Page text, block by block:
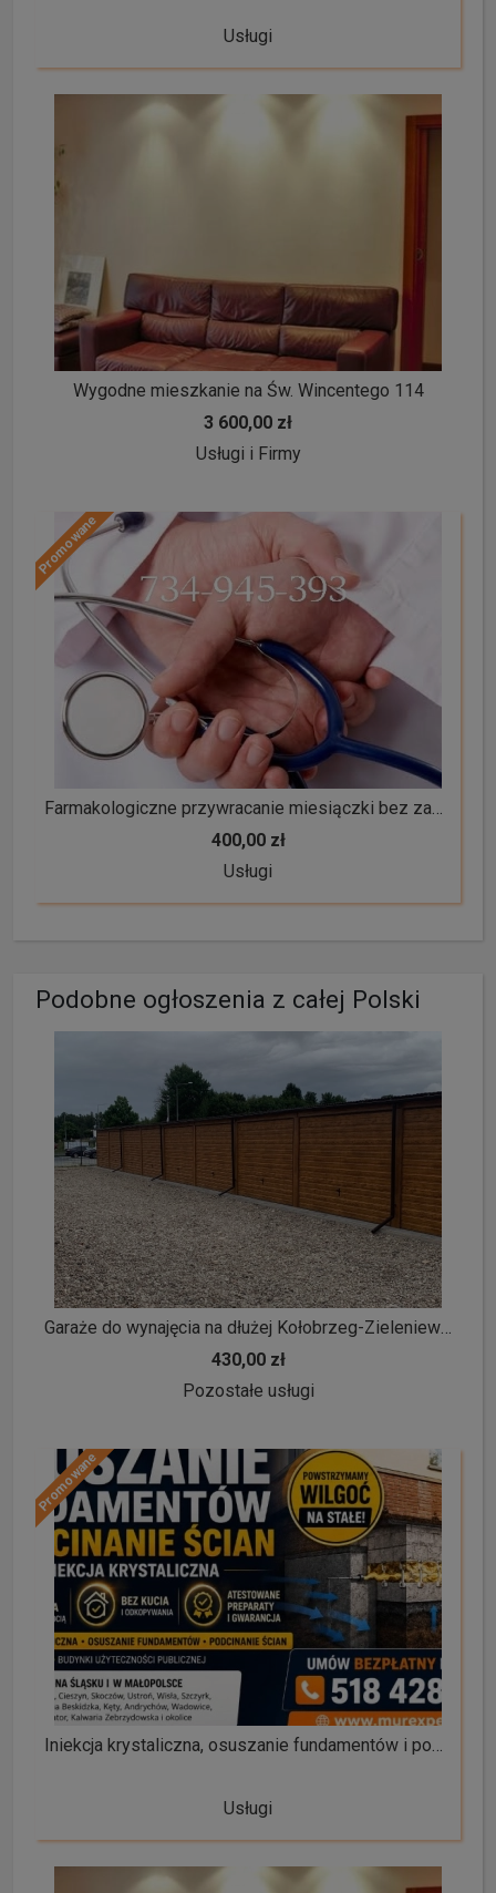
Usługi
Wygodne mieszkanie na Św. Wincentego 114
3 600,00 zł
Usługi i Firmy
Promowane
400,00 zł
Usługi
Podobne ogłoszenia z całej Polski
430,00 zł
Pozostałe usługi
Promowane
Usługi